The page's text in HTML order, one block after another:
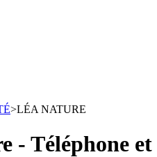
>LÉA NATURE
- Téléphone